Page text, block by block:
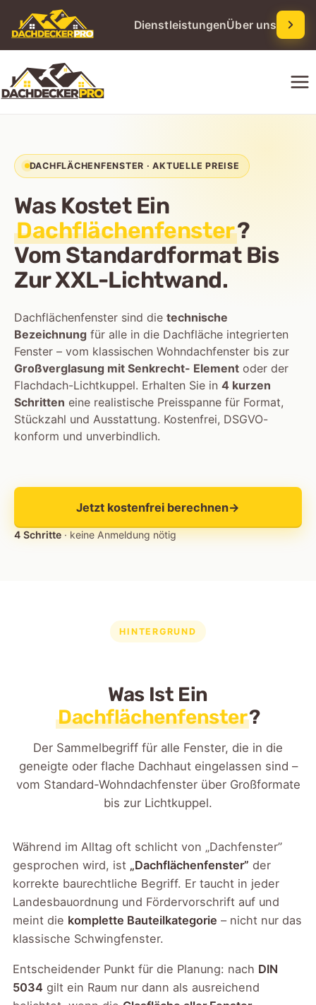
DienstleistungenÜber uns
content
DACHFLÄCHENFENSTER · AKTUELLE PREISE
Was Kostet Ein
Dachflächenfenster?
Vom Standardformat Bis
Zur XXL-Lichtwand.
Dachflächenfenster sind die technische
Bezeichnung für alle in die Dachfläche integrierten
Fenster – vom klassischen Wohndachfenster bis zur
Großverglasung mit Senkrecht- Element oder der
Flachdach-Lichtkuppel. Erhalten Sie in 4 kurzen
Schritten eine realistische Preisspanne für Format,
Stückzahl und Ausstattung. Kostenfrei, DSGVO-
konform und unverbindlich.
Jetzt kostenfrei berechnen→
4 Schritte· keine Anmeldung nötig
HINTERGRUND
Was Ist Ein
Dachflächenfenster?
Der Sammelbegriff für alle Fenster, die in die
geneigte oder flache Dachhaut eingelassen sind –
vom Standard-Wohndachfenster über Großformate
bis zur Lichtkuppel.
Während im Alltag oft schlicht von „Dachfenster”
gesprochen wird, ist „Dachflächenfenster” der
korrekte baurechtliche Begriff. Er taucht in jeder
Landesbauordnung und Fördervorschrift auf und
meint die komplette Bauteilkategorie – nicht nur das
klassische Schwingfenster.
Entscheidender Punkt für die Planung: nach DIN
5034 gilt ein Raum nur dann als ausreichend